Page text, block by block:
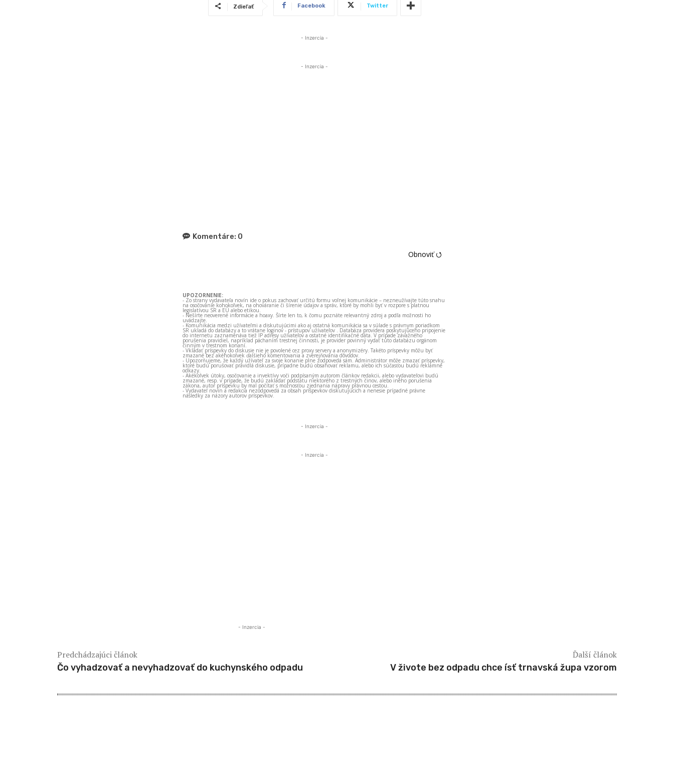
Zdieľať Facebook Twitter
- Inzercia -
- Inzercia -
Komentáre: 0
Obnoviť ⭯
UPOZORNENIE:
- Zo strany vydavateľa novín ide o pokus zachovať určitú formu voľnej komunikácie – nezneužívajte túto snahu
na osočovanie kohokoľvek, na ohováranie či šírenie údajov a správ, ktoré by mohli byť v rozpore s platnou
legislatívou SR a EÚ alebo etikou.
- Nešírte neoverené informácie a hoaxy. Šírte len to, k čomu poznáte relevantný zdroj a podľa možnosti ho
uvádzajte.
- Komunikácia medzi užívateľmi a diskutujúcimi ako aj ostatná komunikácia sa v súlade s právnym poriadkom
SR ukladá do databázy a to vrátane loginov - prístupov užívateľov . Databáza providera poskytujúceho pripojenie
do internetu zaznamenáva tiež IP adresy užívateľov a ostatné identifikačné dáta. V prípade závažného
porušenia pravidiel, napríklad páchaním trestnej činnosti, je provider povinný vydať túto databázu orgánom
činným v trestnom konaní.
- Vkladať príspevky do diskusie nie je povolené cez proxy servery a anonymizéry. Takéto príspevky môžu byť
zmazané bez akéhokoľvek ďalšieho komentovania a zverejňovania dôvodov.
- Upozorňujeme, že každý užívateľ za svoje konanie plne zodpovedá sám. Administrátor môže zmazať príspevky,
ktoré budú porušovať pravidlá diskusie, prípadne budú obsahovať reklamu, alebo ich súčasťou budú reklamné
odkazy.
- Akékoľvek útoky, osočovanie a invektívy voči podpísaným autorom článkov redakcii, alebo vydavateľovi budú
zmazané, resp. v prípade, že budú zakladať podstatu niektorého z trestných činov, alebo iného porušenia
zákona, autor príspevku by mal počítať s možnosťou zjednania nápravy právnou cestou.
- Vydavateľ novín a redakcia nezodpovedá za obsah príspevkov diskutujúcich a nenesie prípadné právne
následky za názory autorov príspevkov.
- Inzercia -
- Inzercia -
- Inzercia -
Predchádzajúci článok
Čo vyhadzovať a nevyhadzovať do kuchynského odpadu
Ďalší článok
V živote bez odpadu chce ísť trnavská župa vzorom